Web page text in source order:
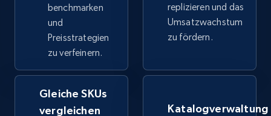
5.4K+ Jetzt anfangen
by keywords search
benchmarken
und
Preisstrategien
zu verfeinern.
replizieren und das
Umsatzwachstum
zu fördern.
Gleiche SKUs
vergleichen
Katalogverwaltung